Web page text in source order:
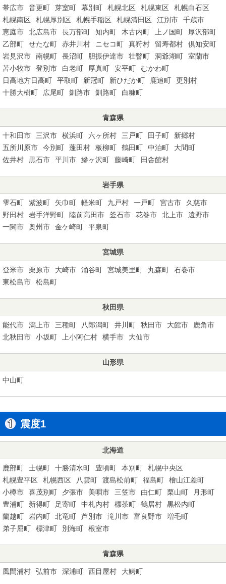
帯広市
音更町 芽室町 幕別町 札幌北区 札幌東区
札幌白石区
札幌南区
札幌厚別区 札幌手稲区 札幌清田区 江別市
千歳市
恵庭市
北広島市 長万部町 知内町 木古内町 上ノ国町
厚沢部町
乙部町
せたな町 赤井川村 ニセコ町 真狩村 留寿都村
倶知安町
岩見沢市
南幌町 長沼町 胆振伊達市 壮瞥町 洞爺湖町
室蘭市
苫小牧市
登別市 白老町 厚真町 安平町
むかわ町
日高地方日高町
平取町 新冠町 新ひだか町 鹿追町
更別村
十勝大樹町
広尾町 釧路市 釧路町 白糠町
青森県
十和田市 三沢市 横浜町 六ヶ所村 三戸町 田子町
新郷村
五所川原市
今別町 蓬田村 板柳町 鶴田町 中泊町
大間町
佐井村
黒石市 平川市 鰺ヶ沢町 藤崎町 田舎館村
岩手県
雫石町 紫波町 矢巾町 軽米町 九戸村 一戸町 宮古市
久慈市
野田村
岩手洋野町 陸前高田市 釜石市 花巻市 北上市
遠野市
一関市
奥州市 金ケ崎町 平泉町
宮城県
登米市 栗原市 大崎市 涌谷町 宮城美里町 丸森町
石巻市
東松島市
松島町
秋田県
能代市 潟上市 三種町 八郎潟町 井川町 秋田市 大館市
鹿角市
北秋田市
小坂町 上小阿仁村 横手市 大仙市
山形県
中山町
震度1
北海道
鹿部町 士幌町 十勝清水町 豊頃町 本別町
札幌中央区
札幌豊平区
札幌西区 八雲町 渡島松前町 福島町
檜山江差町
小樽市
喜茂別町 夕張市 美唄市 三笠市 由仁町 栗山町
月形町
豊浦町
新得町 足寄町 中札内村 標茶町 鶴居村
黒松内町
蘭越町
岩内町 北竜町 芦別市 滝川市 富良野市
増毛町
弟子屈町
標津町 別海町 根室市
青森県
風間浦村 弘前市 深浦町 西目屋村 大鰐町